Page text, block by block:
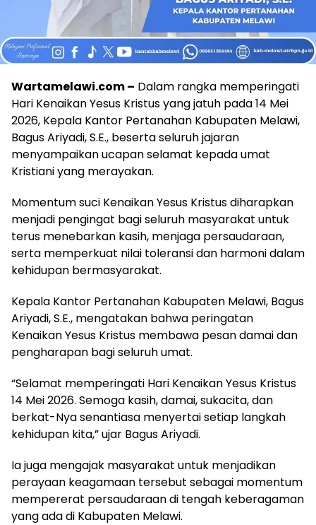
Wartamelawi.com – Dalam rangka memperingati
Hari Kenaikan Yesus Kristus yang jatuh pada 14 Mei
2026, Kepala Kantor Pertanahan Kabupaten Melawi,
Bagus Ariyadi, S.E., beserta seluruh jajaran
menyampaikan ucapan selamat kepada umat
Kristiani yang merayakan.
Momentum suci Kenaikan Yesus Kristus diharapkan
menjadi pengingat bagi seluruh masyarakat untuk
terus menebarkan kasih, menjaga persaudaraan,
serta memperkuat nilai toleransi dan harmoni dalam
kehidupan bermasyarakat.
Kepala Kantor Pertanahan Kabupaten Melawi, Bagus
Ariyadi, S.E., mengatakan bahwa peringatan
Kenaikan Yesus Kristus membawa pesan damai dan
pengharapan bagi seluruh umat.
“Selamat memperingati Hari Kenaikan Yesus Kristus
14 Mei 2026. Semoga kasih, damai, sukacita, dan
berkat-Nya senantiasa menyertai setiap langkah
kehidupan kita,” ujar Bagus Ariyadi.
Ia juga mengajak masyarakat untuk menjadikan
perayaan keagamaan tersebut sebagai momentum
mempererat persaudaraan di tengah keberagaman
yang ada di Kabupaten Melawi.